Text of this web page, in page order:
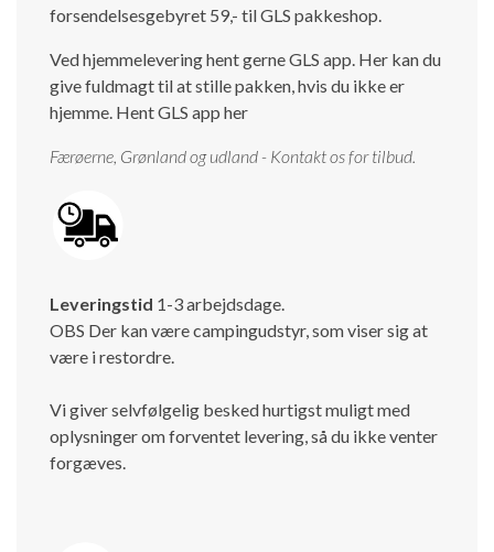
forsendelsesgebyret 59,- til GLS pakkeshop.
Ved hjemmelevering hent gerne GLS app. Her kan du
give fuldmagt til at stille pakken, hvis du ikke er
hjemme. Hent GLS app her
Færøerne, Grønland og udland - Kontakt os for tilbud.
Leveringstid 1-3 arbejdsdage.
OBS Der kan være campingudstyr, som viser sig at
være i restordre.
Vi giver selvfølgelig besked hurtigst muligt med
oplysninger om forventet levering, så du ikke venter
forgæves.